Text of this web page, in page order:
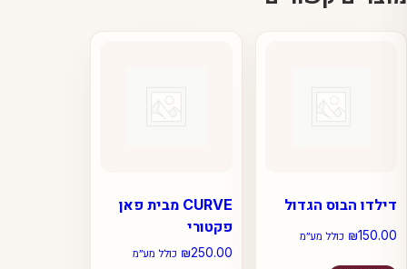
CURVE מבית פאן
פקטורי
₪250.00 כולל מע״מ
דילדו הבוס הגדול
₪150.00 כולל מע״מ